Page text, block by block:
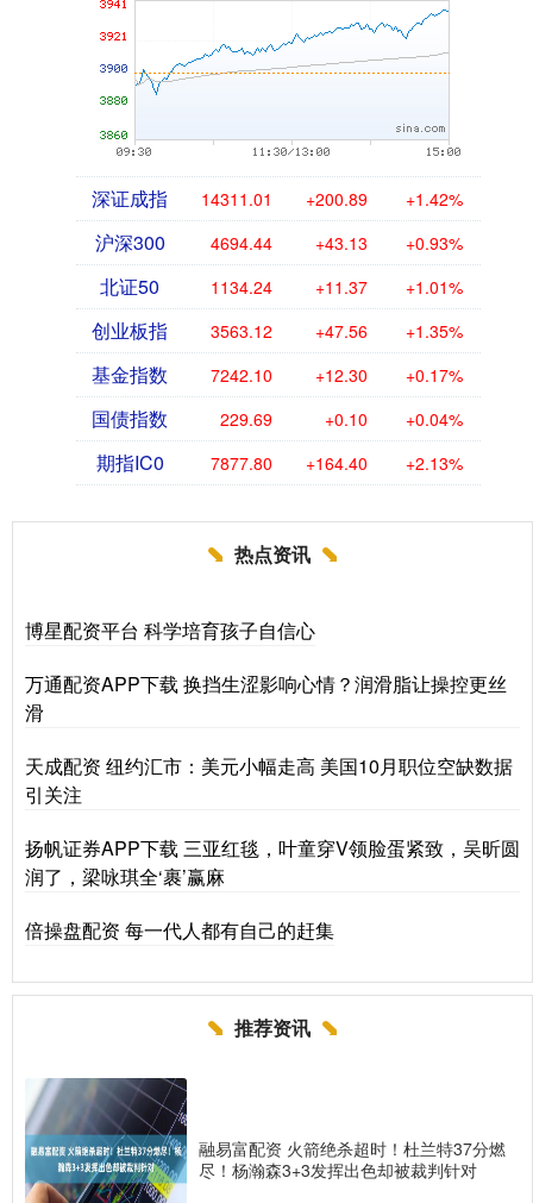
深证成指 14311.01 +200.89 +1.42%
沪深300 4694.44 +43.13 +0.93%
北证50 1134.24 +11.37 +1.01%
创业板指 3563.12 +47.56 +1.35%
基金指数 7242.10 +12.30 +0.17%
国债指数 229.69 +0.10 +0.04%
期指IC0 7877.80 +164.40 +2.13%
热点资讯
博星配资平台 科学培育孩子自信心
万通配资APP下载 换挡生涩影响心情？润滑脂让操控更丝
滑
天成配资 纽约汇市：美元小幅走高 美国10月职位空缺数据
引关注
扬帆证券APP下载 三亚红毯，叶童穿V领脸蛋紧致，吴昕圆
润了，梁咏琪全‘裹’赢麻
倍操盘配资 每一代人都有自己的赶集
推荐资讯
融易富配资 火箭绝杀超时！杜兰特37分燃
尽！杨瀚森3+3发挥出色却被裁判针对